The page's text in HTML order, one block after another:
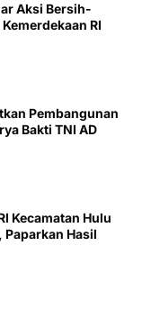
Aksi Bersih-
RI
Pembangunan
Bakti TNI AD
Kecamatan Hulu
Paparkan Hasil